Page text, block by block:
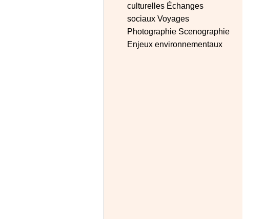
culturelles Échanges
sociaux Voyages
Photographie Scenographie
Enjeux environnementaux